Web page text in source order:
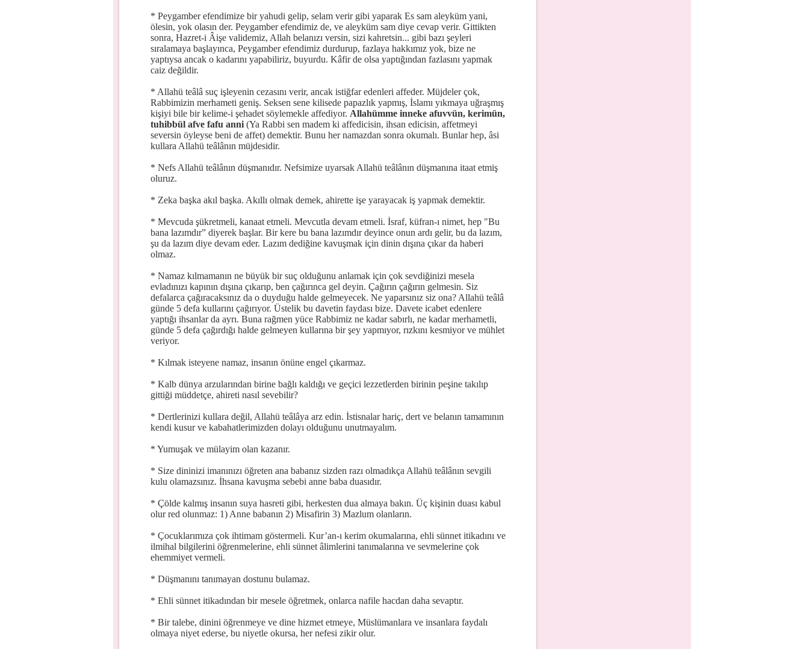
* Peygamber efendimize bir yahudi gelip, selam verir gibi yaparak Es sam aleyküm yani,
ölesin, yok olasın der. Peygamber efendimiz de, ve aleyküm sam diye cevap verir. Gittikten
sonra, Hazret-i Âişe validemiz, Allah belanızı versin, sizi kahretsin... gibi bazı şeyleri
sıralamaya başlayınca, Peygamber efendimiz durdurup, fazlaya hakkımız yok, bize ne
yaptıysa ancak o kadarını yapabiliriz, buyurdu. Kâfir de olsa yaptığından fazlasını yapmak
caiz değildir.
* Allahü teâlâ suç işleyenin cezasını verir, ancak istiğfar edenleri affeder. Müjdeler çok,
Rabbimizin merhameti geniş. Seksen sene kilisede papazlık yapmış, İslamı yıkmaya uğraşmış
kişiyi bile bir kelime-i şehadet söylemekle affediyor. Allahümme inneke afuvvün, kerimün,
tuhibbül afve fafu anni (Ya Rabbi sen madem ki affedicisin, ihsan edicisin, affetmeyi
seversin öyleyse beni de affet) demektir. Bunu her namazdan sonra okumalı. Bunlar hep, âsi
kullara Allahü teâlânın müjdesidir.
* Nefs Allahü teâlânın düşmanıdır. Nefsimize uyarsak Allahü teâlânın düşmanına itaat etmiş
oluruz.
* Zeka başka akıl başka. Akıllı olmak demek, ahirette işe yarayacak iş yapmak demektir.
* Mevcuda şükretmeli, kanaat etmeli. Mevcutla devam etmeli. İsraf, küfran-ı nimet, hep "Bu
bana lazımdır” diyerek başlar. Bir kere bu bana lazımdır deyince onun ardı gelir, bu da lazım,
şu da lazım diye devam eder. Lazım dediğine kavuşmak için dinin dışına çıkar da haberi
olmaz.
* Namaz kılmamanın ne büyük bir suç olduğunu anlamak için çok sevdiğinizi mesela
evladınızı kapının dışına çıkarıp, ben çağırınca gel deyin. Çağırın çağırın gelmesin. Siz
defalarca çağıracaksınız da o duyduğu halde gelmeyecek. Ne yaparsınız siz ona? Allahü teâlâ
günde 5 defa kullarını çağırıyor. Üstelik bu davetin faydası bize. Davete icabet edenlere
yaptığı ihsanlar da ayrı. Buna rağmen yüce Rabbimiz ne kadar sabırlı, ne kadar merhametli,
günde 5 defa çağırdığı halde gelmeyen kullarına bir şey yapmıyor, rızkını kesmiyor ve mühlet
veriyor.
* Kılmak isteyene namaz, insanın önüne engel çıkarmaz.
* Kalb dünya arzularından birine bağlı kaldığı ve geçici lezzetlerden birinin peşine takılıp
gittiği müddetçe, ahireti nasıl sevebilir?
* Dertlerinizi kullara değil, Allahü teâlâya arz edin. İstisnalar hariç, dert ve belanın tamamının
kendi kusur ve kabahatlerimizden dolayı olduğunu unutmayalım.
* Yumuşak ve mülayim olan kazanır.
* Size dininizi imanınızı öğreten ana babanız sizden razı olmadıkça Allahü teâlânın sevgili
kulu olamazsınız. İhsana kavuşma sebebi anne baba duasıdır.
* Çölde kalmış insanın suya hasreti gibi, herkesten dua almaya bakın. Üç kişinin duası kabul
olur red olunmaz: 1) Anne babanın 2) Misafirin 3) Mazlum olanların.
* Çocuklarımıza çok ihtimam göstermeli. Kur’an-ı kerim okumalarına, ehli sünnet itikadını ve
ilmihal bilgilerini öğrenmelerine, ehli sünnet âlimlerini tanımalarına ve sevmelerine çok
ehemmiyet vermeli.
* Düşmanını tanımayan dostunu bulamaz.
* Ehli sünnet itikadından bir mesele öğretmek, onlarca nafile hacdan daha sevaptır.
* Bir talebe, dinini öğrenmeye ve dine hizmet etmeye, Müslümanlara ve insanlara faydalı
olmaya niyet ederse, bu niyetle okursa, her nefesi zikir olur.